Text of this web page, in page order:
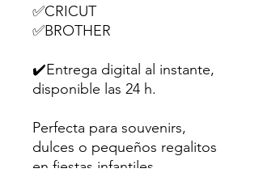
✅CRICUT
✅BROTHER
✔️Entrega digital al instante,
disponible las 24 h.
Perfecta para souvenirs,
dulces o pequeños regalitos
en fiestas infantiles.